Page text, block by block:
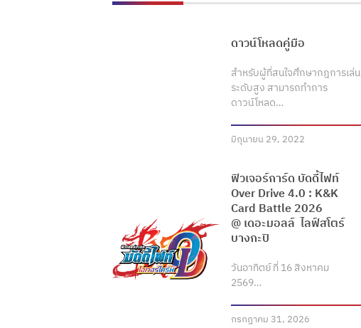
ดาวน์โหลดคู่มือ
สำหรับผู้ที่สนใจศึกษากฎการเล่น
ระดับสูง สามารถทำการ
ดาวน์โหลด…
มิถุนายน 29, 2022
ฟิวเจอร์การ์ด บัดดี้ไฟท์
Over Drive 4.0 : K&K
Card Battle 2026
@ เดอะมอลล์ ไลฟ์สโตร์
บางกะปิ
วันอาทิตย์ ที่ 16 สิงหาคม
2569…
กรกฎาคม 31, 2026